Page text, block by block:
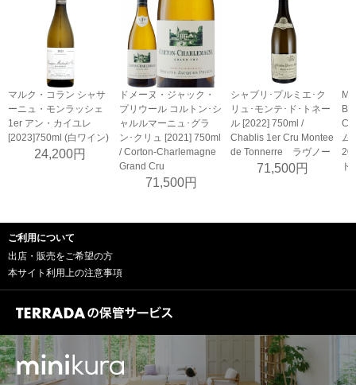
マルク・コラン シャサ
ーニュ・モンラッシェ
1er アン・カイユレ
[2023]750ml (白ワイン)
24,200円
ドメーヌ・ジャック・
プリウール コルトン･シ
ャルルマーニュ･グラ
ン･クリュ [2021] 750ml
/ Corton-Charlemagne
Grand Cru
71,500円
シャブリ･プルミエ･ク
リュ･モンテ･ド･トネー
ル [2022] 750ml /
Chablis 1er Cru Montee
de Tonnerre ラヴノー
71,500円
ム
ド
ご利用について
出店・販売をご希望の方
本サイト利用上の注意事項